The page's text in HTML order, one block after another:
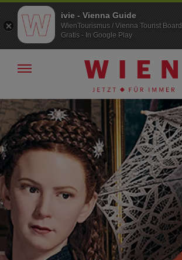
Zur
Navigation
Zum
Inhalt
Navigation
ivie - Vienna Guide
WienTourismus / Vienna Tourist Board
Gratis - In Google Play